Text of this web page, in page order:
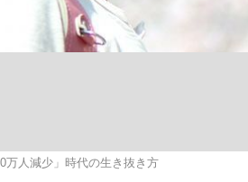
明かした日本代表監督に...
万人減少」時代の生き抜き方